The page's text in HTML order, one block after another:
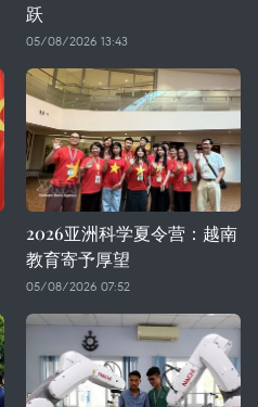
跃
05/08/2026 13:43
2026亚洲科学夏令营：越南
教育寄予厚望
05/08/2026 07:52